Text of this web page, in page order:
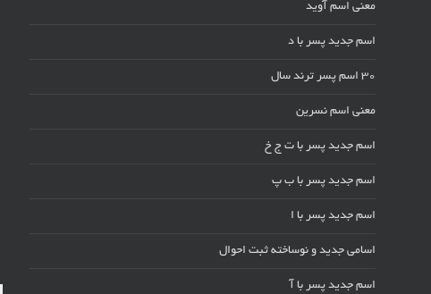
معنی اسم آوید
اسم جدید پسر با د
30 اسم پسر ترند سال
معنی اسم نسرین
اسم جدید پسر با ت ج خ
اسم جدید پسر با ب پ
اسم جدید پسر با ا
اسامی جدید و نوساخته ثبت احوال
اسم جدید پسر با آ